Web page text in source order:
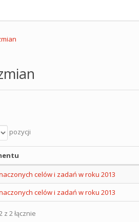
pozycji
celów i zadań w roku 2013
celów i zadań w roku 2013
z 2 łącznie